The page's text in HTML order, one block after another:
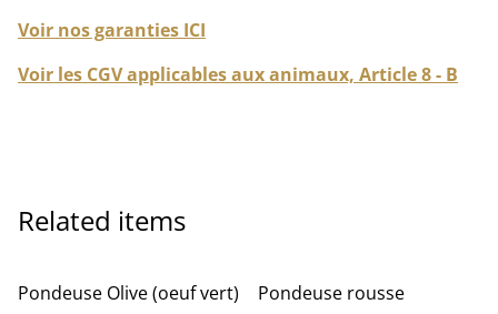
Voir nos garanties ICI
Voir les CGV applicables aux animaux, Article 8 - B
Related items
Pondeuse Olive (oeuf vert)
Pondeuse rousse